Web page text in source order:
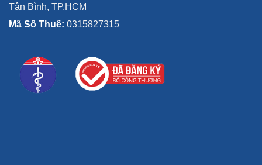
Tân Bình, TP.HCM
Mã Số Thuế: 0315827315